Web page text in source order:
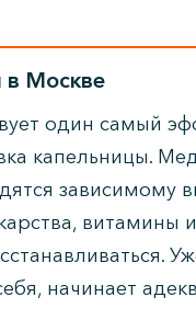
в Москве
один самый
капельницы.
зависимому
начинает